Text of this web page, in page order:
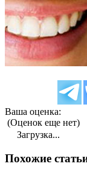
Ваша оценка:
(Оценок еще нет)
Загрузка...
Похожие